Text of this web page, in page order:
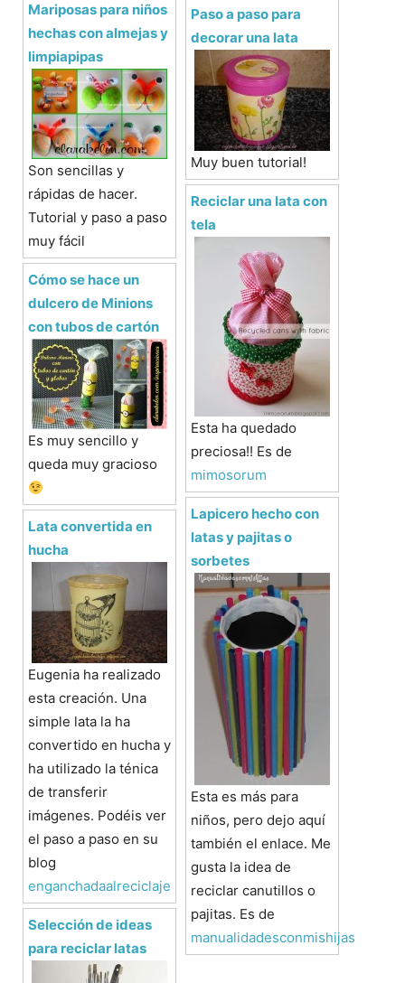
Mariposas para niños
hechas con almejas y
limpiapipas
Son sencillas y
rápidas de hacer.
Tutorial y paso a paso
muy fácil
Cómo se hace un
dulcero de Minions
con tubos de cartón
Es muy sencillo y
queda muy gracioso
Lata convertida en
hucha
Eugenia ha realizado
esta creación. Una
simple lata la ha
convertido en hucha y
ha utilizado la ténica
de transferir
imágenes. Podéis ver
el paso a paso en su
blog
enganchadaalreciclaje
Selección de ideas
para reciclar latas
Paso a paso para
decorar una lata
Muy buen tutorial!
Reciclar una lata con
tela
Esta ha quedado
preciosa!! Es de
mimosorum
Lapicero hecho con
latas y pajitas o
sorbetes
Esta es más para
niños, pero dejo aquí
también el enlace. Me
gusta la idea de
reciclar canutillos o
pajitas. Es de
manualidadesconmishijas